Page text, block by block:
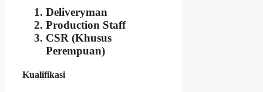
Deliveryman
Production Staff
CSR (Khusus
Perempuan)
Kualifikasi